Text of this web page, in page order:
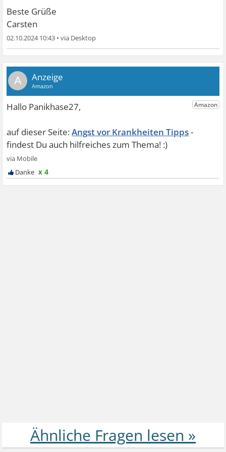
Beste Grüße
Carsten
02.10.2024 10:43 •
A
Angst vor Krankheiten Tipps
x 4